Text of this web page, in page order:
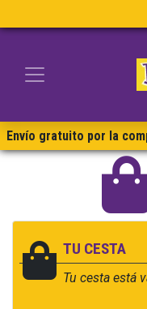
Envío gratuito por la
TU CESTA
Tu cesta está